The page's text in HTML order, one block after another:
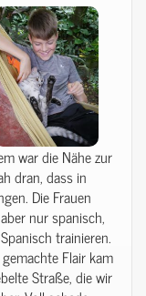
war die Nähe zur
dran, dass in
Die Frauen
nur spanisch,
trainieren.
Flair kam
Straße, die wir